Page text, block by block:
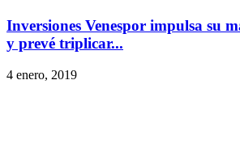
Inversiones Venespor impulsa su
y prevé triplicar...
4 enero, 2019